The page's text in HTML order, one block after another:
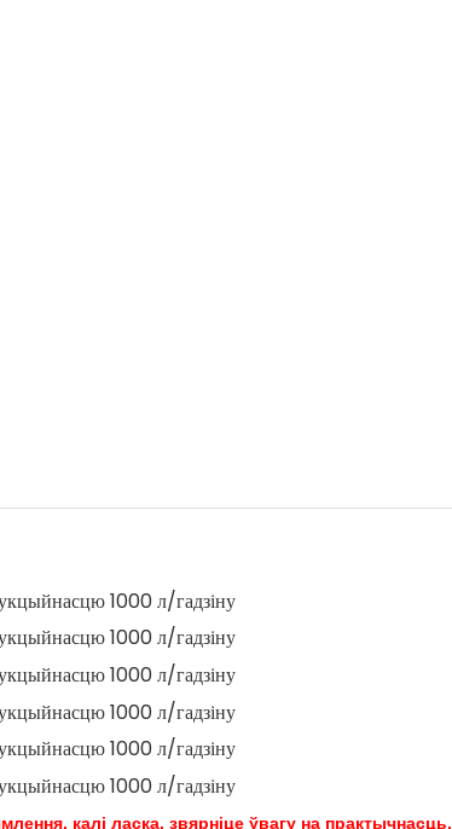
калі ласка, звярніце ўвагу на практычнасць.